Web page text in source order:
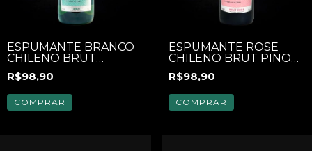
ESPUMANTE BRANCO
CHILENO BRUT
"BARON LACROIX"
750ML
R$98,90
COMPRAR
ESPUMANTE ROSÉ
CHILENO BRUT PINOT
NOIR "BARON
LACROIX" 750ML
R$98,90
COMPRAR